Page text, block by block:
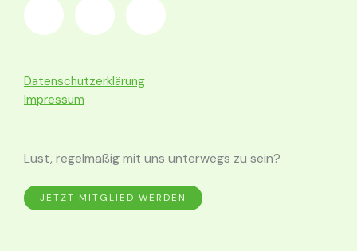
a
c
e
b
o
n
s
a
g
h
s
a
Datenschutzerklärung
Impressum
Lust, regelmäßig mit uns unterwegs zu sein?
JETZT MITGLIED WERDEN